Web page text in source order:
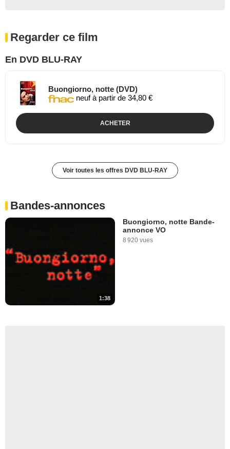
Regarder ce film
En DVD BLU-RAY
Buongiorno, notte (DVD)
neuf à partir de 34,80 €
ACHETER
Voir toutes les offres DVD BLU-RAY
Bandes-annonces
1:38
Buongiorno, notte Bande-
annonce VO
8 920 vues